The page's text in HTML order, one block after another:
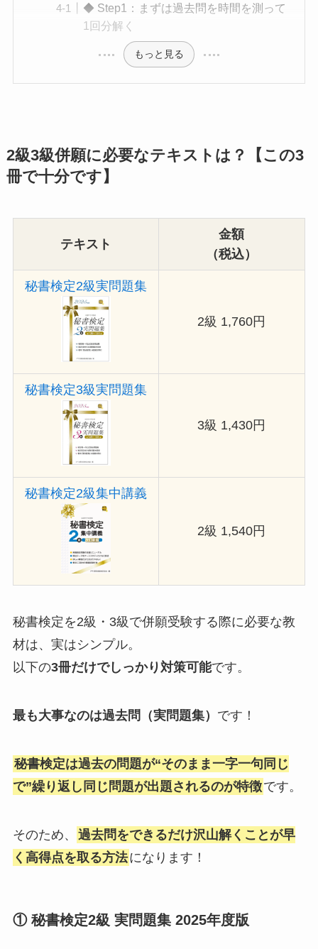
◆ Step1：まずは過去問を時間を測って
1回分解く
もっと見る
2級3級併願に必要なテキストは？【この3
冊で十分です】
テキスト
金額
（税込）
秘書検定2級実問題集
2級 1,760円
秘書検定3級実問題集
3級 1,430円
秘書検定2級集中講義
2級 1,540円
秘書検定を2級・3級で併願受験する際に必要な教
材は、実はシンプル。
以下の3冊だけでしっかり対策可能です。
最も大事なのは過去問（実問題集） です！
秘書検定は過去の問題が“そのまま一字一句同じ
で”繰り返し同じ問題が出題されるのが特徴です。
そのため、
過去問をできるだけ沢山解くことが早
く高得点を取る方法になります！
① 秘書検定2級 実問題集 2025年度版